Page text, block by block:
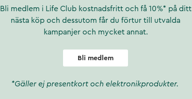
Bli medlem i Life Club kostnadsfritt och få 10%* på ditt
nästa köp och dessutom får du förtur till utvalda
kampanjer och mycket annat.
Bli medlem
*Gäller ej presentkort och elektronikprodukter.